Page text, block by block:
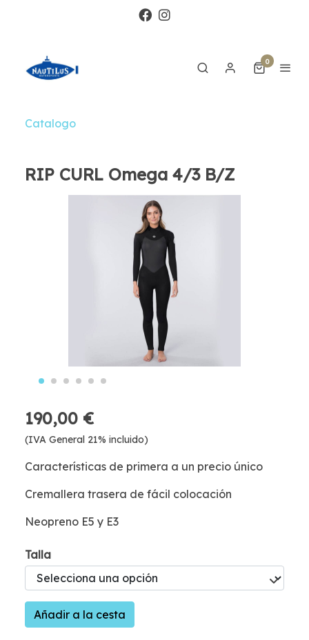
0
Catalogo
RIP CURL Omega 4/3 B/Z
190,00 €
(IVA General 21% incluido)
Características de primera a un precio único
Cremallera trasera de fácil colocación
Neopreno E5 y E3
Talla
Añadir a la cesta